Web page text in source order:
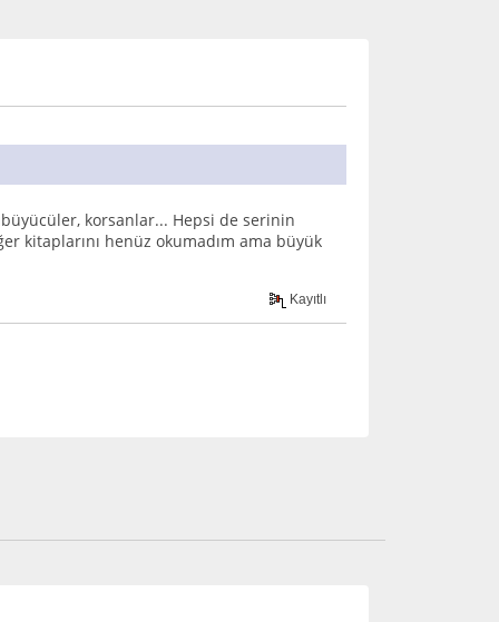
korsanlar... Hepsi de serinin
kitaplarını henüz okumadım ama büyük
Kayıtlı